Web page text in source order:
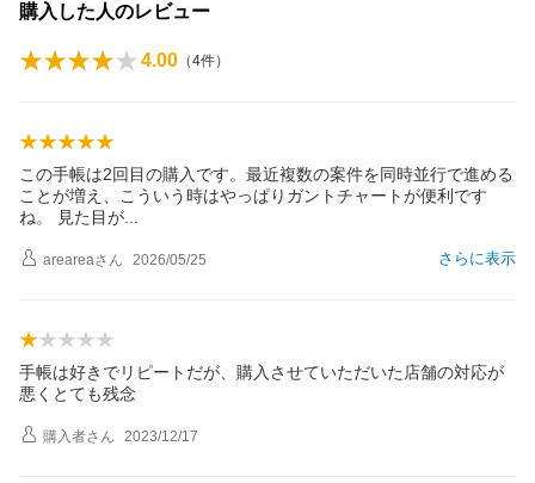
購入した人のレビュー
4.00 （4件）
この手帳は2回目の購入です。最近複数の案件を同時並行で進める
ことが増え、こういう時はやっぱりガントチャートが便利です
ね。 見た目が
さらに表示
areareaさん 2026/05/25
手帳は好きでリピートだが、購入させていただいた店舗の対応が
悪くとても残念
購入者さん 2023/12/17